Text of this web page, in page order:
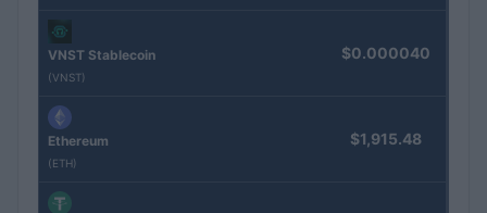
VNST Stablecoin
(VNST)
$0.000040
Ethereum
(ETH)
$1,915.48